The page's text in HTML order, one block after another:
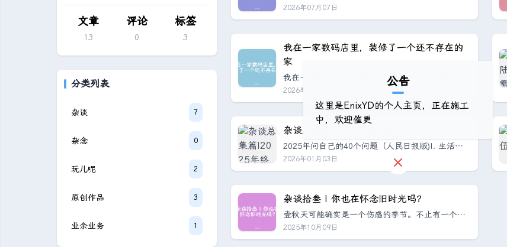
文章 评论 标签
13 0 3
分类列表
杂谈 7
杂念 0
玩儿呢 2
原创作品 3
业余业务 1
靠在靠枕上，看着时间滴答滴答走到凌晨四点二十
分。宿舍的窗帘很遮光，能把夜晚的路灯遮得严严
上，心情烦躁，不知道为什么打开了朋友圈，打了
一行字。大概是想说，焦虑症又犯了，又睡不着
了，感觉身体被掏空。感觉不对，删掉，文案改
成：“凌晨四点的洛杉矶没见过，但是见过了凌晨四
点的北京”，还是觉得不妥。措辞改了两次。没配
图...
2026年07月07日
我在一家数码店里，装修了一个还不存在的
家
我在一家数码店里，装修了一个还不存在的家那天
我逛商场，走进了一家店。我到现在也不知道该怎
么分类这家店——它卖筋膜枪，卖锅具，卖厨具，
也卖电视，卖手机，卖耳机，卖音响，甚至还有相
机和镜头。你既不能称其为电器城，也不能称其为
数码店，感觉更像是一个「如果你正在努力地生
活，可能会需要这些东西」的大集合。按理说一个
成年人逛这种店，应该是在比参数，哪个音响低音
好，哪个投影分辨率高，比对电视屏幕的LED款...
2026年06月19日
杂谈总集篇|2025年终总结
2025年问自己的40个问题（人民日报版)I. 生活状
态Q: 身体状态比去年更好，还是更需要留意?A: 跟
去年相比其实差不多，今年因为忙碌，暑假并没有
律。但是在暑假过后，还是照常感冒发烧了一次，
属于是身体的节律，不可能躲掉，希望寒假回家别
病了。Q: 今年你养成了哪些好习惯，或者戒掉了哪
些坏习惯？A: 今年开始习惯去工位工作了（雾）。
Q: 2025年，...
2026年01月03日
杂谈拾叁 | 你也在怀念旧时光吗？
壹秋天可能确实是一个伤感的季节。不止有一个朋
友跟我说，在最近突然怀念起旧时光来。我的死党
之一，曾经是我小学的同班同学，跟我已经相识近1
2025年10月09日
公告
这里是EnixYD的个人主页，正在施工
中，欢迎催更